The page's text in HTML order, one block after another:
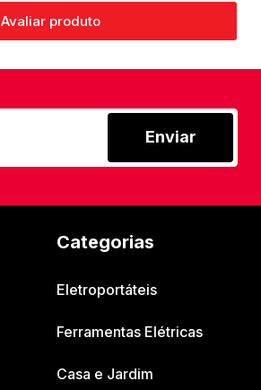
Avaliar produto
Enviar
Categorias
Eletroportáteis
Ferramentas Elétricas
Casa e Jardim